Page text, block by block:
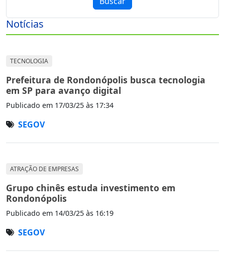
Notícias
TECNOLOGIA
Prefeitura de Rondonópolis busca tecnologia
em SP para avanço digital
Publicado em 17/03/25 às 17:34
SEGOV
ATRAÇÃO DE EMPRESAS
Grupo chinês estuda investimento em
Rondonópolis
Publicado em 14/03/25 às 16:19
SEGOV